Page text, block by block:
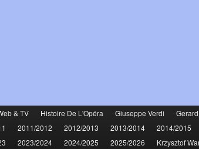
& TV Histoire De L'Opéra Giuseppe Verdi
2011/2012 2012/2013 2013/2014 2014/2015
2023/2024 2024/2025 2025/2026 Krzysztof